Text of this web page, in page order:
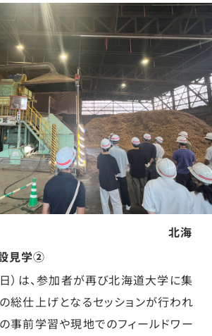
北海
見学②
）は、参加者が再び北海道大学に集
総仕上げとなるセッションが行われ
事前学習や現地でのフィールドワー